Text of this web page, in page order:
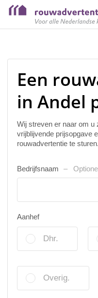
Een
in Andel
Wij streven er naar om u
vrijblijvende prijsopgave
rouwadvertentie te sturen.
Bedrijfsnaam
Aanhef
Dhr.
Overig.